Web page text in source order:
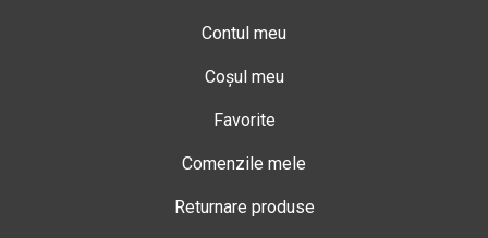
Contul meu
Coșul meu
Favorite
Comenzile mele
Returnare produse